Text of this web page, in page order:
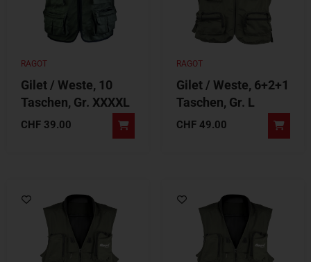
RAGOT
Gilet / Weste, 10
Taschen, Gr. XXXXL
CHF 39.00
RAGOT
Gilet / Weste, 6+2+1
Taschen, Gr. L
CHF 49.00